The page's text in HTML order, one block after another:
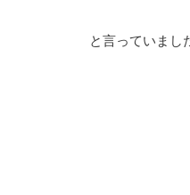
と言っていま